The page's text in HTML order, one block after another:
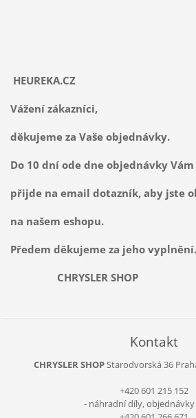
HEUREKA.CZ
Vážení zákazníci,
děkujeme za Vaše objednávky.
Do 10 dní ode dne objednávky
přijde na email dotazník, aby jste
na našem eshopu.
Předem děkujeme za jeho vyplnění.
CHRYSLER SHOP
Kontakt
CHRYSLER SHOPStarodvorská 36
+420 601 215 152
- náhradní díly,